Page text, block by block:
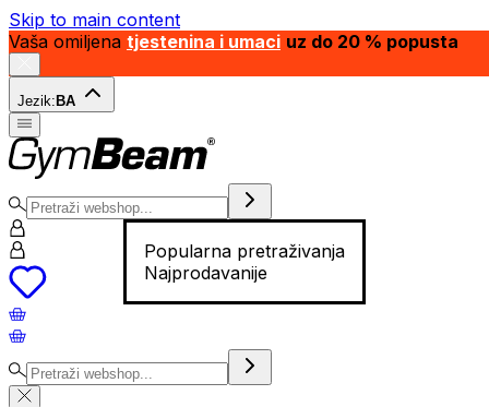
Skip to main content
Vaša omiljena tjestenina i umaci uz do 20 % popusta
Jezik: BA
Popularna pretraživanja
Najprodavanije